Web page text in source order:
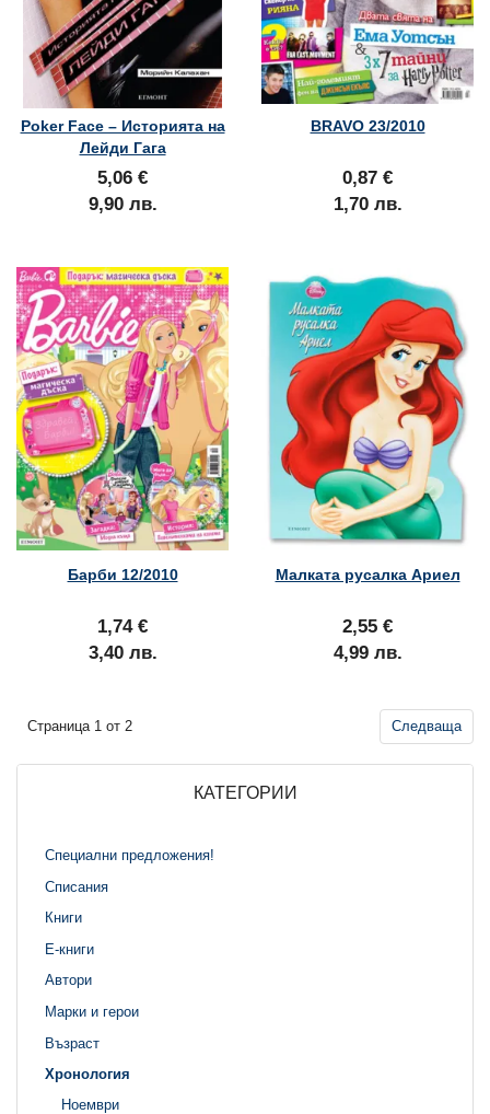
Poker Face – Историята на
Лейди Гага
5,06 €
9,90 лв.
BRAVO 23/2010
0,87 €
1,70 лв.
Барби 12/2010
1,74 €
3,40 лв.
Малката русалка Ариел
2,55 €
4,99 лв.
Страница 1 от 2 Следваща
КАТЕГОРИИ
Специални предложения!
Списания
Книги
Е-книги
Автори
Марки и герои
Възраст
Хронология
Ноември